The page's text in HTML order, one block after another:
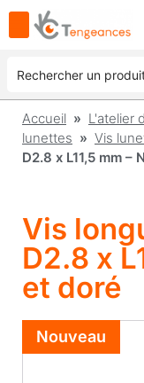
Accueil » L'atelier
lunettes » Vis
D2.8 x L11,5 mm –
Vis
D2.8 x
et doré
Nouveau